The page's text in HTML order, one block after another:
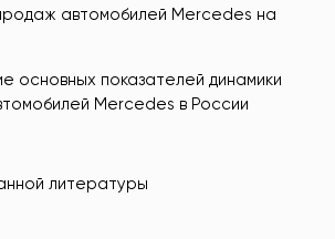
автомобилей Mercedes на
основных показателей динамики
Mercedes в России
литературы